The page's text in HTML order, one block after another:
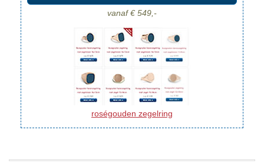
vanaf € 549,-
roségouden zegelring